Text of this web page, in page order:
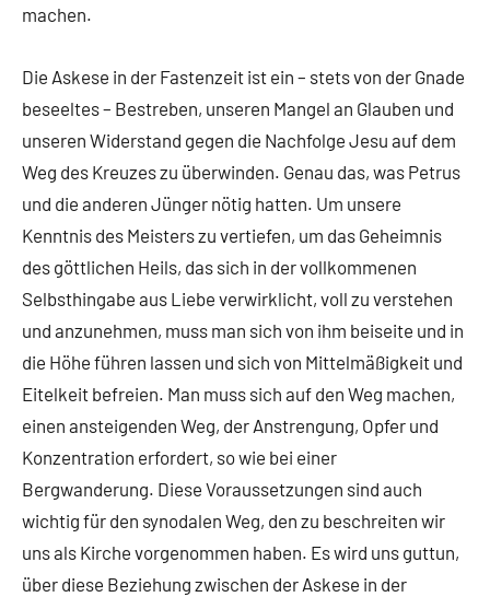
machen.
Die Askese in der Fastenzeit ist ein – stets von der Gnade
beseeltes – Bestreben, unseren Mangel an Glauben und
unseren Widerstand gegen die Nachfolge Jesu auf dem
Weg des Kreuzes zu überwinden. Genau das, was Petrus
und die anderen Jünger nötig hatten. Um unsere
Kenntnis des Meisters zu vertiefen, um das Geheimnis
des göttlichen Heils, das sich in der vollkommenen
Selbsthingabe aus Liebe verwirklicht, voll zu verstehen
und anzunehmen, muss man sich von ihm beiseite und in
die Höhe führen lassen und sich von Mittelmäßigkeit und
Eitelkeit befreien. Man muss sich auf den Weg machen,
einen ansteigenden Weg, der Anstrengung, Opfer und
Konzentration erfordert, so wie bei einer
Bergwanderung. Diese Voraussetzungen sind auch
wichtig für den synodalen Weg, den zu beschreiten wir
uns als Kirche vorgenommen haben. Es wird uns guttun,
über diese Beziehung zwischen der Askese in der